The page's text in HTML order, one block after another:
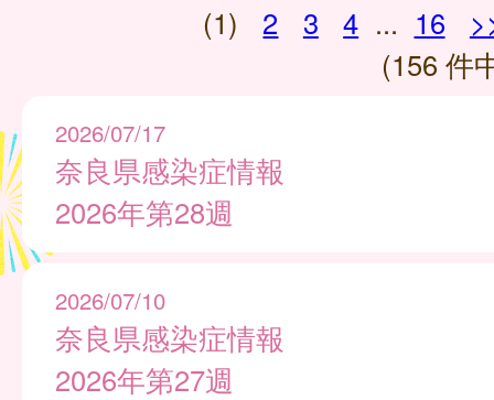
(1) 2 3 4 ... 16
(156 件
2026/07/17
奈良県感染症情報
2026年第28週
2026/07/10
奈良県感染症情報
2026年第27週